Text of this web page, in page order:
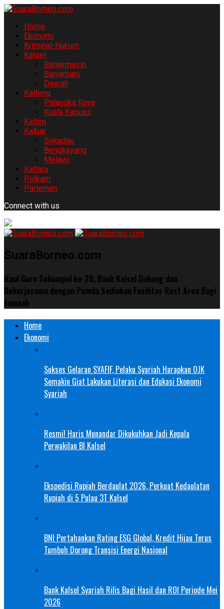
Home
Ekonomi
Kriminal-Hukum
Kalsel
Banjarmasin
Banjarbaru
Daerah
Kalteng
Palangka Raya
Kuala Kapuas
Kaltim
Kalbar
Sekadau
Bengkayang
Melawi
Kaltara
Polkam
Parlemen
Connect with us
SuaraBorneo.com
Haul Guru Sekumpul ke-20, Bank Kalsel Dukung dan
Bekerjasama dengan Pemda Sediakan Fasilitas Rest Area Bagi
Jemaah
Home
Ekonomi
Sukses Gelaran SYAFIF, Pelaku Syariah Harapkan OJK
Semakin Giat Lakukan Literasi dan Edukasi Ekonomi
Syariah
Resmi! Haris Munandar Dikukuhkan Jadi Kepala
Perwakilan BI Kalsel
Ekspedisi Rupiah Berdaulat 2026, Perkuat Kedaulatan
Rupiah di 5 Pulau 3T Kalsel
BNI Pertahankan Rating ESG Global, Kredit Hijau Terus
Tumbuh Dorong Transisi Energi Nasional
Bank Kalsel Syariah Rilis Bagi Hasil dan ROI Periode Mei
2026